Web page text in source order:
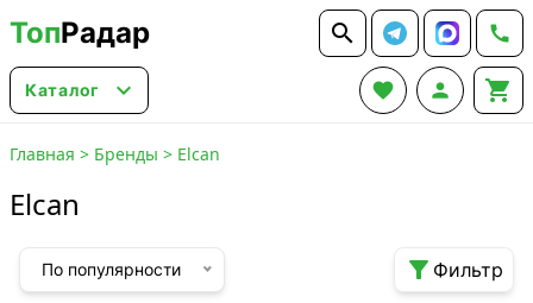
ТопРадар  
Каталог    
Главная > Бренды > Elcan
Elcan
По популярности  Фильтр